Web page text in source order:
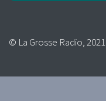
© La Grosse Radio, 2021